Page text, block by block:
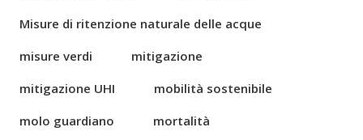
Misure di ritenzione naturale delle acque
misure verdi
mitigazione
mitigazione UHI
mobilità sostenibile
molo guardiano
mortalità